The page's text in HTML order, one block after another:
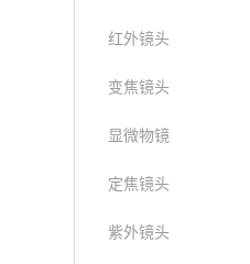
红外镜头
变焦镜头
显微物镜
定焦镜头
紫外镜头